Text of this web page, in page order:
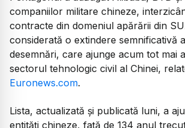
companiilor militare chineze,
contracte din domeniul apărării din
considerată o extindere semnificativă
desemnări, care ajunge acum tot mai
sectorul tehnologic civil al Chinei,
Euronews.com.
Lista, actualizată și publicată luni, a
entități chineze, față de 134 anul